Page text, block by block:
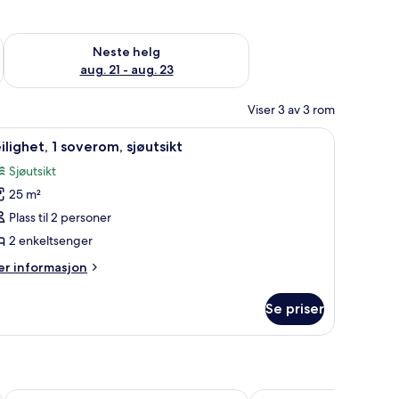
14 - aug. 16
Neste helg
aug. 21 - aug. 23
Sjekk tilgjengelighet for neste helg, aug. 21 - aug. 23
Viser 3 av 3 rom
og blendingsgardiner 1 soverom, sengetøy av topp kvalitet,
5 1 soverom, sjøutsikt
Sjøutsikt
25 m²
Plass til 2 personer
2 enkeltsenger
informasjon
Se priser